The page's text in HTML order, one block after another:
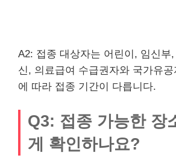
A2: 접종 대상자는 어린이, 임신부
신, 의료급여 수급권자와 국가유
에 따라 접종 기간이 다릅니다.
Q3: 접종 가능한 장
게 확인하나요?